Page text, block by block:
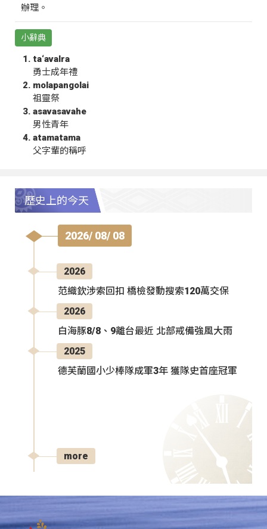
辦理。
小辭典
ta‘avalra
勇士成年禮
molapangolai
祖靈祭
asavasavahe
男性青年
atamatama
父字輩的稱呼
歷史上的今天
2026/ 08/ 08
2026
范織欽涉索回扣 橋檢發動搜索120萬交保
2026
白海豚8/8、9離台最近 北部戒備強風大雨
2025
德芙蘭國小少棒隊成軍3年 獲隊史首座冠軍
more